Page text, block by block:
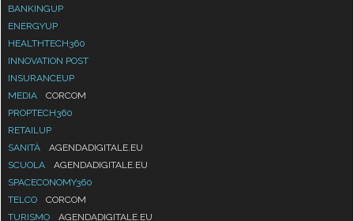
BANKINGUP
ENERGYUP
HEALTHTECH360
INNOVATION POST
INSURANCEUP
MEDIA
CORCOM
PROPTECH360
RETAILUP
SANITÀ
AGENDADIGITALE.EU
SCUOLA
AGENDADIGITALE.EU
SPACECONOMY360
TELCO
CORCOM
TURISMO
AGENDADIGITALE.EU